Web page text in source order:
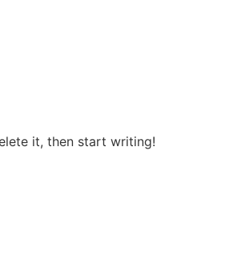
it, then start writing!